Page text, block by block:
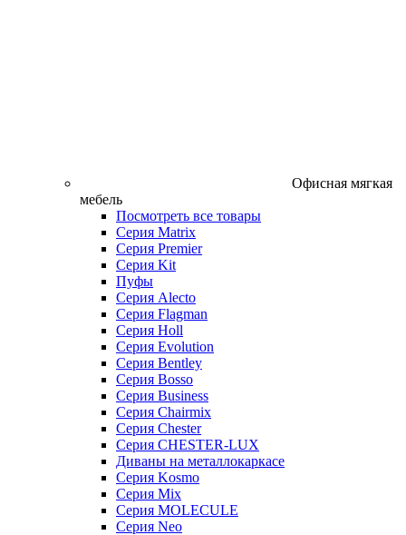
Офисная мягкая
мебель
Посмотреть все товары
Серия Matrix
Серия Premier
Серия Kit
Пуфы
Серия Alecto
Серия Flagman
Серия Holl
Серия Evolution
Серия Bentley
Серия Bosso
Серия Business
Серия Chairmix
Серия Chester
Серия CHESTER-LUX
Диваны на металлокаркасе
Серия Kosmo
Серия Mix
Серия MOLECULE
Серия Neo